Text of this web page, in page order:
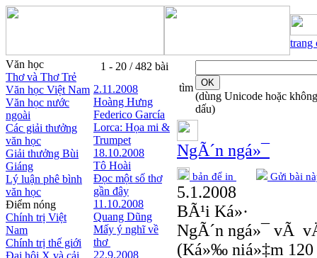
trang
Văn học
Thơ và Thơ Trẻ
Văn học Việt Nam
Văn học nước
ngoài
Các giải thưởng
văn học
Giải thưởng Bùi
Giáng
Lý luận phê bình
văn học
Điểm nóng
Chính trị Việt
Nam
Chính trị thế giới
Đại hội X và cải
1 - 20 / 482 bài
2.11.2008
Hoàng Hưng
Federico García
Lorca: Họa mi &
Trumpet
18.10.2008
Tô Hoài
Đọc một số thơ
gần đây
11.10.2008
Quang Dũng
Mấy ý nghĩ về
thơ
22.9.2008
tìm
(dùng Unicode hoặc không
dấu)
NgÃ´n ngá»¯
bản để in Gửi bài
5.1.2008
BÃ¹i Ká»·
NgÃ´n ngá»¯ vÃ
(Ká»‰ niá»‡m 120